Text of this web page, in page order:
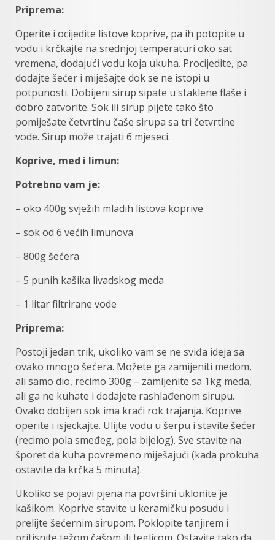
Priprema:
Operite i ocijedite listove koprive, pa ih potopite u
vodu i krčkajte na srednjoj temperaturi oko sat
vremena, dodajući vodu koja ukuha. Procijedite, pa
dodajte šećer i miješajte dok se ne istopi u
potpunosti. Dobijeni sirup sipate u staklene flaše i
dobro zatvorite. Sok ili sirup pijete tako što
pomiješate četvrtinu čaše sirupa sa tri četvrtine
vode. Sirup može trajati 6 mjeseci.
Koprive, med i limun:
Potrebno vam je:
– oko 400g svježih mladih listova koprive
– sok od 6 većih limunova
– 800g šećera
– 5 punih kašika livadskog meda
– 1 litar filtrirane vode
Priprema:
Postoji jedan trik, ukoliko vam se ne sviđa ideja sa
ovako mnogo šećera. Možete ga zamijeniti medom,
ali samo dio, recimo 300g – zamijenite sa 1kg meda,
ali ga ne kuhate i dodajete rashlađenom sirupu.
Ovako dobijen sok ima kraći rok trajanja. Koprive
operite i isjeckajte. Ulijte vodu u šerpu i stavite šećer
(recimo pola smeđeg, pola bijelog). Sve stavite na
šporet da kuha povremeno miješajući (kada prokuha
ostavite da krčka 5 minuta).
Ukoliko se pojavi pjena na površini uklonite je
kašikom. Koprive stavite u keramičku posudu i
prelijte šećernim sirupom. Poklopite tanjirem i